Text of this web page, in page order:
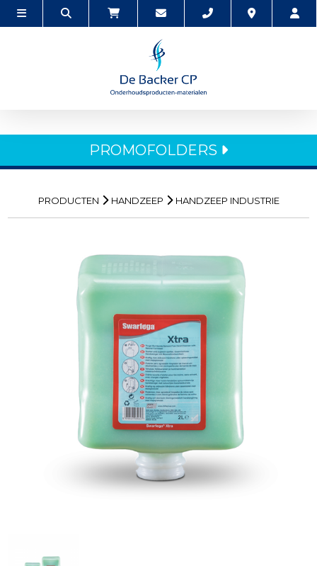
PROMOFOLDERS
PRODUCTEN HANDZEEP HANDZEEP INDUSTRIE